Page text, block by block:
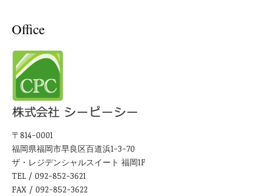
Office
〒814-0001
福岡県福岡市早良区百道浜1-3-70
ザ・レジデンシャルスイート 福岡1F
TEL / 092-852-3621
FAX / 092-852-3622